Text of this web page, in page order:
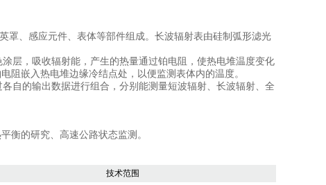
罩、感应元件、表体等部件组成。长波辐射表由硅制弧形滤光
层，吸收辐射能，产生的热量通过铂电阻，使热电堆温度变化
阻嵌入热电堆边缘冷结点处，以便监测表体内的温度。
自的输出数据进行组合，分别能测量短波辐射、长波辐射、全
衡的研究、高速公路状态监测。
技术范围